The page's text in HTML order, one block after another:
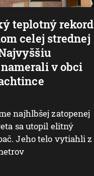
teplotný rekord
celej strednej
v obci
najhlbšej zatopenej
sa utopil elitný
Jeho telo vytiahli z